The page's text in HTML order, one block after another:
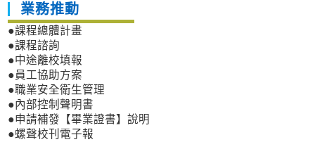
業務推動
●課程總體計畫
●課程諮詢
●中途離校填報
●員工協助方案
●職業安全衛生管理
●內部控制聲明書
●申請補發【畢業證書】說明
●螺聲校刊電子報